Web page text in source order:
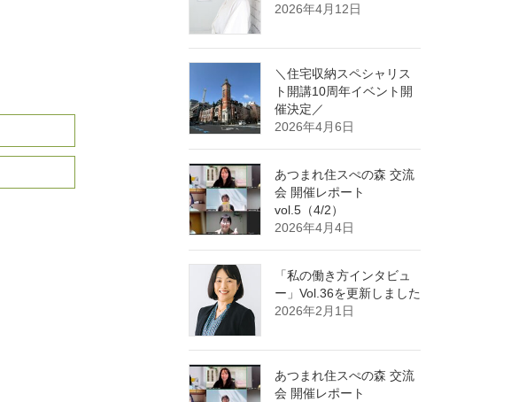
2026年4月12日
＼住宅収納スペシャリス
ト開講10周年イベント開
催決定／
2026年4月6日
あつまれ住スぺの森 交流
会 開催レポート
vol.5（4/2）
2026年4月4日
「私の働き方インタビュ
ー」Vol.36を更新しました
2026年2月1日
あつまれ住スぺの森 交流
会 開催レポート